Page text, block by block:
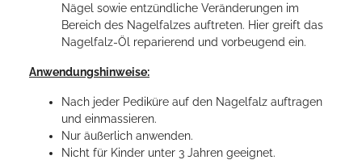
Nägel sowie entzündliche Veränderungen im
Bereich des Nagelfalzes auftreten. Hier greift das
Nagelfalz-Öl reparierend und vorbeugend ein.
Anwendungshinweise:
Nach jeder Pediküre auf den Nagelfalz auftragen
und einmassieren.
Nur äußerlich anwenden.
Nicht für Kinder unter 3 Jahren geeignet.